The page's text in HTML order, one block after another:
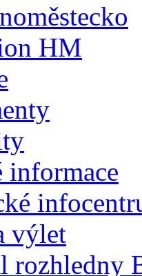
HM
výlet
rozhledny